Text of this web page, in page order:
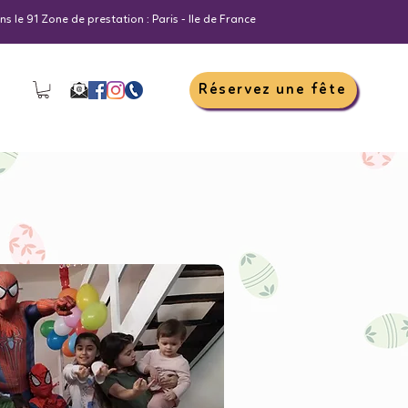
le 91 Zone de prestation : Paris - Ile de France
Réservez une fête